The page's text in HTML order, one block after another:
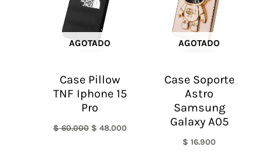
AGOTADO
Case Pillow
TNF Iphone 15
Pro
$60.000 $ 48.000
AGOTADO
Case Soporte
Astro
Samsung
Galaxy A05
$ 16.900